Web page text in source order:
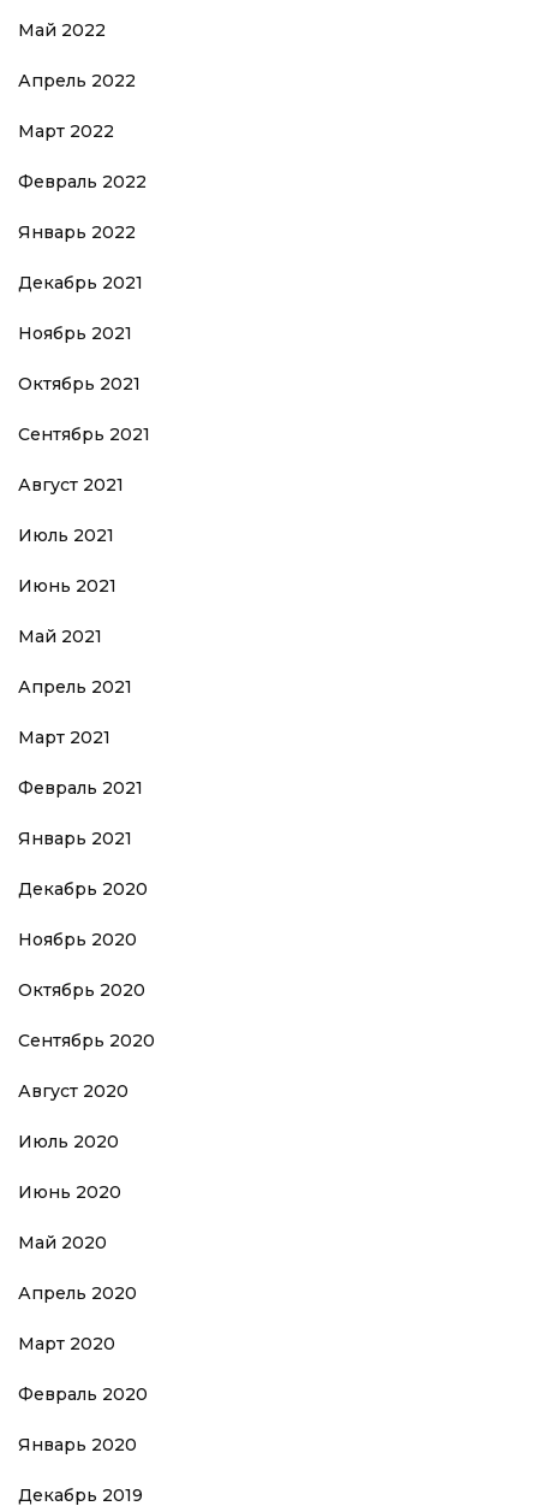
Май 2022
Апрель 2022
Март 2022
Февраль 2022
Январь 2022
Декабрь 2021
Ноябрь 2021
Октябрь 2021
Сентябрь 2021
Август 2021
Июль 2021
Июнь 2021
Май 2021
Апрель 2021
Март 2021
Февраль 2021
Январь 2021
Декабрь 2020
Ноябрь 2020
Октябрь 2020
Сентябрь 2020
Август 2020
Июль 2020
Июнь 2020
Май 2020
Апрель 2020
Март 2020
Февраль 2020
Январь 2020
Декабрь 2019